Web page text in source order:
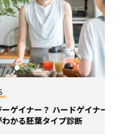
？ ハードゲイナー？】
葉タイプ診断